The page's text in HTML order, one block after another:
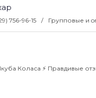
756-96-15 Групповые и
Коласа ⚡️ Правдивые